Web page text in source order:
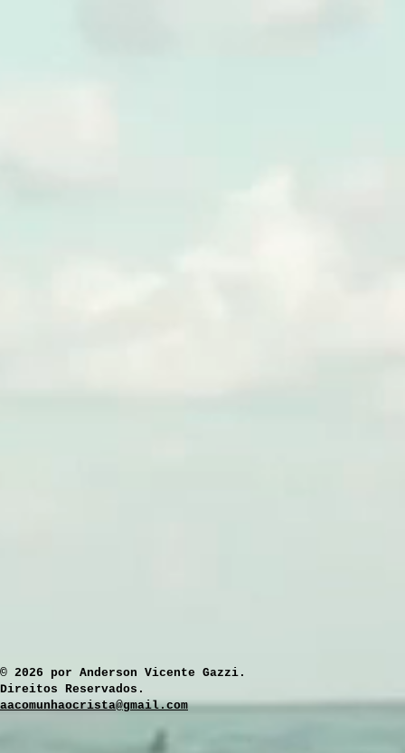
​© 2026 por Anderson Vicente Gazzi.
Direitos Reservados.
aacomunhaocrista@gmail.com